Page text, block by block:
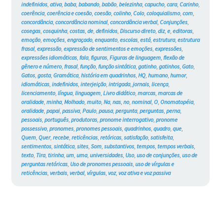
indefinidos, ativa, baba, babando, babão, belezinha, capucho, cara, Carinho,
coerência, coerência e coesão, coesão, colinho, Colo, coloquialismo, com,
concordância, concordância nominal, concordância verbal, Conjunções,
cosegas, cosquinha, costas, de, definidos, Discurso direto, diz, e, editoras,
emoção, emoções, engraçado, enquanto, escolas, está, estrutura, estrutura
frasal, expressão, expressão de sentimentos e emoções, expressões,
expressões idiomáticas, fala, figuras, Figuras de linguagem, flexão de
gênero e número, frasal, função, função sintática, gatinho, gatinhos, Gato,
Gatos, gosta, Gramática, história em quadrinhos, HQ, humano, humor,
idiomáticas, indefinidos, interjeição, intrigada, jornais, licença,
licenciamento, língua, linguagem, Livro didático, marcas, marcas de
oralidade, minha, Molhado, muito, Na, nas, no, nominal, O, Onomatopéia,
oralidade, papai, passiva, Paulo, pausa, pergunta, perguntas, perna,
pessoais, português, produtoras, pronome interrogativo, pronome
possessivo, pronomes, pronomes pessoais, quadrinhos, quadro, que,
Quem, Quer, recebe, reticências, retóricas, satisfação, satisfeita,
sentimentos, sintática, sites, Som, substantivos, tempos, tempos verbais,
texto, Tira, tirinha, um, uma, universidades, Uso, uso de conjunções, uso de
perguntas retóricas, Uso de pronomes pessoais, uso de vírgulas e
reticências, verbais, verbal, vírgulas, voz, voz ativa e voz passiva